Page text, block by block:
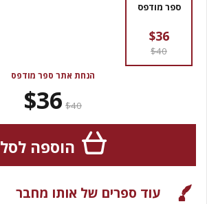
ספר מודפס
$36
$40
הנחת אתר ספר מודפס
$40
$36
הוספה לסל
עוד ספרים של אותו מחבר